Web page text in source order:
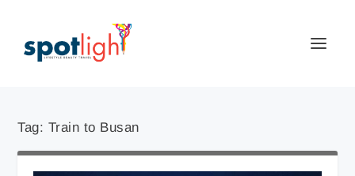
Tag: Train to Busan